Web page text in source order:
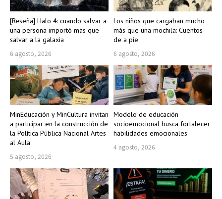
[Reseña] Halo 4: cuando salvar a
una persona importó más que
salvar a la galaxia
6 agosto, 2026
Los niños que cargaban mucho
más que una mochila: Cuentos
de a pie
6 agosto, 2026
MinEducación y MinCultura invitan
a participar en la construcción de
la Política Pública Nacional Artes
al Aula
5 agosto, 2026
Modelo de educación
socioemocional busca fortalecer
habilidades emocionales
4 agosto, 2026